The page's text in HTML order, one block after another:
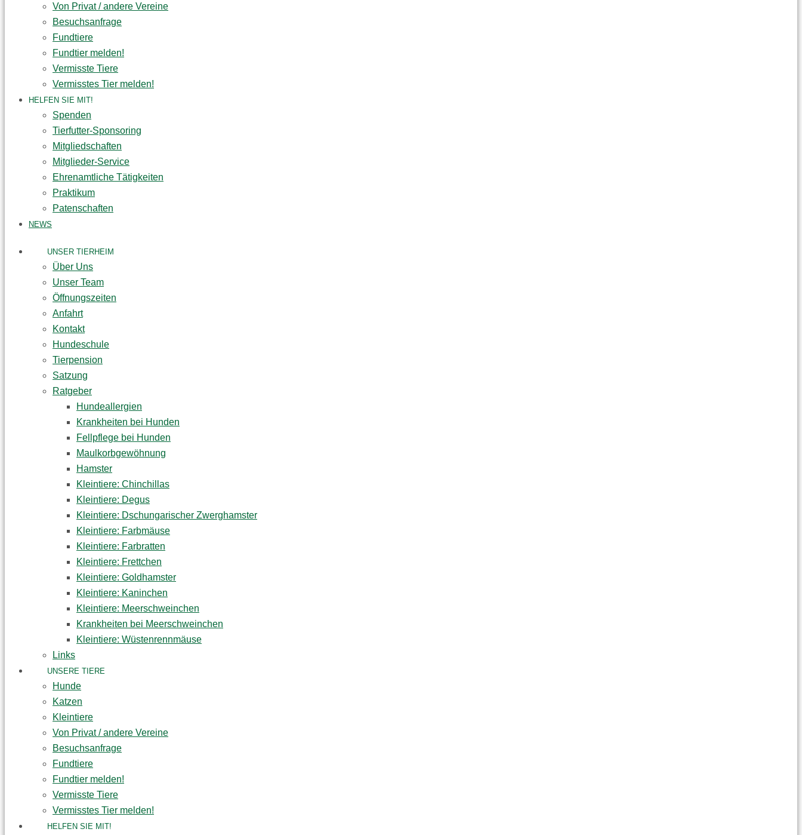
Von Privat / andere Vereine
Besuchsanfrage
Fundtiere
Fundtier melden!
Vermisste Tiere
Vermisstes Tier melden!
HELFEN SIE MIT!
Spenden
Tierfutter-Sponsoring
Mitgliedschaften
Mitglieder-Service
Ehrenamtliche Tätigkeiten
Praktikum
Patenschaften
NEWS
UNSER TIERHEIM
Über Uns
Unser Team
Öffnungszeiten
Anfahrt
Kontakt
Hundeschule
Tierpension
Satzung
Ratgeber
Hundeallergien
Krankheiten bei Hunden
Fellpflege bei Hunden
Maulkorbgewöhnung
Hamster
Kleintiere: Chinchillas
Kleintiere: Degus
Kleintiere: Dschungarischer Zwerghamster
Kleintiere: Farbmäuse
Kleintiere: Farbratten
Kleintiere: Frettchen
Kleintiere: Goldhamster
Kleintiere: Kaninchen
Kleintiere: Meerschweinchen
Krankheiten bei Meerschweinchen
Kleintiere: Wüstenrennmäuse
Links
UNSERE TIERE
Hunde
Katzen
Kleintiere
Von Privat / andere Vereine
Besuchsanfrage
Fundtiere
Fundtier melden!
Vermisste Tiere
Vermisstes Tier melden!
HELFEN SIE MIT!